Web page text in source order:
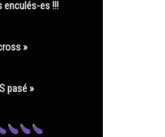
enculés-es !!!
»
pasé »